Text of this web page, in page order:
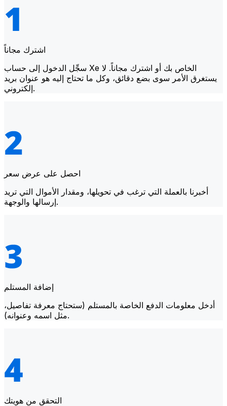
اشترك مجاناً
سجِّل الدخول إلى حساب Xe الخاص بك أو اشترك مجاناً. لا
يستغرق الأمر سوى بضع دقائق، وكل ما تحتاج إليه هو عنوان بريد
إلكتروني.
احصل على عرض سعر
أخبرنا بالعملة التي ترغب في تحويلها، ومقدار الأموال التي تريد
إرسالها والوجهة.
إضافة المستلم
أدخل معلومات الدفع الخاصة بالمستلم (ستحتاج معرفة تفاصيل،
مثل اسمه وعنوانه).
التحقق من هويتك